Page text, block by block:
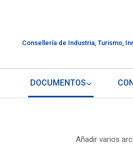
Consellería de Industria, Turismo,
DOCUMENTOS
Añadir varios